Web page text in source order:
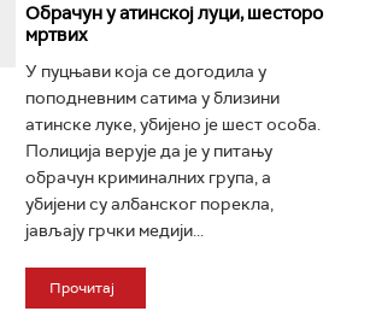
Обрачун у атинској луци, шесторо
мртвих
У пуцњави која се догодила у
поподневним сатима у близини
атинске луке, убијено је шест особа.
Полиција верује да је у питању
обрачун криминалних група, а
убијени су албанског порекла,
јављају грчки медији...
Прочитај